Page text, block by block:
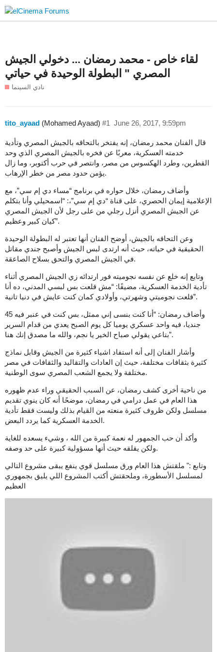
لقاء خاص - محمد رمضان ... دخولي الجيش
المصري " البطولة الوحيدة في حياتي
نادي السينما
tito_ayaad (Mohamed Ayaad) June 26, 2017, 9:59pm
#1
قال الفنان محمد رمضان، إنه يفتخر بالتحاقه بالجيش المصري وتأدية
خدمته العسكرية، معربًا عن فخره بالجيش المصري الذي وحد
القطرين، وطرد الهكسوس من مصر، وانتصر في حرب أكتوبر، وما زال
يؤمن حدود مصر من خطر الإرهاب.
وأضاف رمضان، خلال حواره في برنامج “مساء دي إم سي”، مع
الإعلامية إيمان الحصري، على قناة “دي إم سي”،: “اسمحيلي وأنا بتكلم
عن الجيش المصري أنزل رجلي من على رجل لأن الجيش المصري
كيان كبير وعظيم”.
وعن التحاقه بالجيش، أوضح الفنان أنها تعتبر له البطولة الوحيدة
الحقيقية في حياته، حيث أنه ارتدى لبس الجيش وأصبح جندي مقاتل
في الجيش المصري والتحق بسلاح الصاعقة.
وتابع إنه خلع عن نفسه نجوميته فور ارتدائه زي الجيش المصري أثناء
تأدية الخدمة العسكرية، مضيفًا: “مش قلعت بس لبسي المدني، ده أنا
قلعت نجوميتي وشهرتي، وأولادي كمان كنت عايش في دنيا تانية”.
وأضاف رمضان: “أنا كنت بنسى إني ممثل، بس كنت في عنبر فيه 45
جنديا، فيه واحد عسكري يوميا كل يوم الصبح يعدي من قدام السرير
بتاعي يقولي صباح الخير يا نجم، والله ما مصدق إنك هنا”.
وأشار الفنان إلى أنه استفاد اشياء كثيرة من الجيش وقابل نماذج
كثيرة بثقافات مختلفة، حيث إن العادات والتقاليد والثقافات في مصر
مختلفة ولا يجمع الشعب المصري سوى الوطنية.
من ناحية أخرى كشف رمضان، عن السبب الحقيقي وراء عدم ظهوره
هذا العام في عمل درامي في رمضان، موضحًا أنه كان ينوي تقديم
مسلسل ولكن ظروف كثيرة منعته من القيام بذلك وليست فقط تأدية
الخدمة العسكرية كما يردد البعض.
وأكد أن حب الجمهور له نعمة كبيرة من الله ، وشيء يسعده للغاية
ولكن يقلقه حيث أنها مسؤولية كبيرة على حد وصفه.
وتابع :" ملقتش هذا العام ورق مسلسل قوي ينفع يبقى مشروع التالي
لمسلسل الأسطورة، وملحقتش أكتب المشروع اللي يليق بجمهوري
العظيم